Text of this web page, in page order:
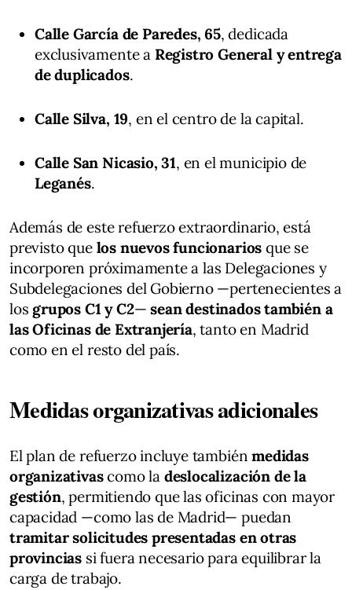
Calle García de Paredes, 65, dedicada
exclusivamente a Registro General y entrega
de duplicados.
Calle Silva, 19, en el centro de la capital.
Calle San Nicasio, 31, en el municipio de
Leganés.
Además de este refuerzo extraordinario, está
previsto que los nuevos funcionarios que se
incorporen próximamente a las Delegaciones y
Subdelegaciones del Gobierno —pertenecientes a
los grupos C1 y C2—sean destinados también a
las Oficinas de Extranjería, tanto en Madrid
como en el resto del país.
Medidas organizativas adicionales
El plan de refuerzo incluye tambiénmedidas
organizativascomo la deslocalización de la
gestión, permitiendo que las oficinas con mayor
capacidad —como las de Madrid— puedan
tramitar solicitudes presentadas en otras
provincias si fuera necesario para equilibrar la
carga de trabajo.